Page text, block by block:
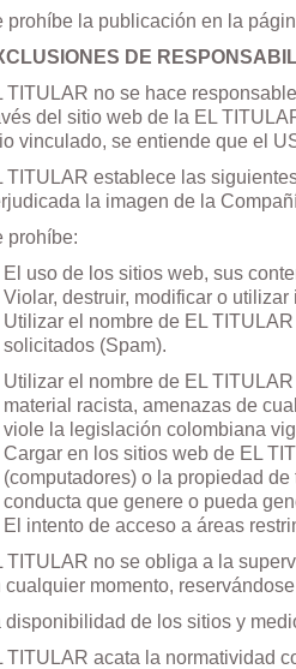
prohíbe la publicación en la
DE
TITULAR no se hace
del sitio web de la EL
vinculado, se entiende que el
TITULAR establece las
la imagen de la
prohíbe:
El uso de los sitios web, sus
Violar, destruir, modificar o
Utilizar el nombre de EL
solicitados (Spam).
Utilizar el nombre de EL
material racista, amenazas de
viole la legislación colombiana
Cargar en los sitios web de EL
(computadores) o la propiedad
conducta que genere o pueda
El intento de acceso a áreas
TITULAR no se obliga a la
cualquier momento,
disponibilidad de los sitios y
TITULAR acata la normatividad